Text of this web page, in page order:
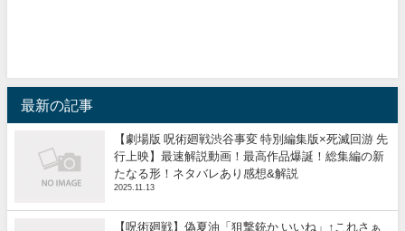
最新の記事
【劇場版 呪術廻戦渋谷事変 特別編集版×死滅回游 先
行上映】最速解説動画！最高作品爆誕！総集編の新
たなる形！ネタバレあり感想&解説
2025.11.13
【呪術廻戦】偽夏油「狙撃銃か いいね」↑これさぁ